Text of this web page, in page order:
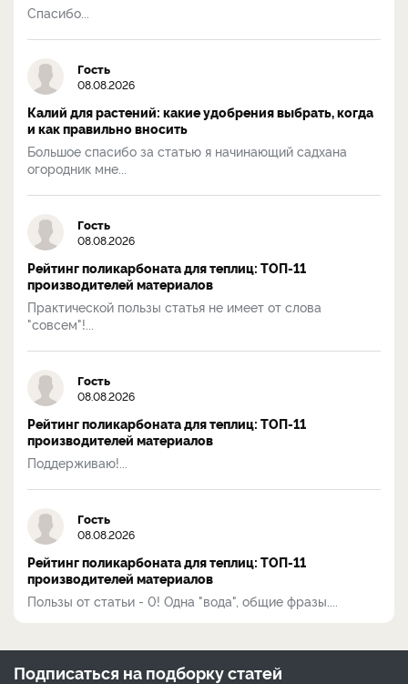
Спасибо...
Гость
08.08.2026
Калий для растений: какие удобрения выбрать, когда
и как правильно вносить
Большое спасибо за статью я начинающий садхана
огородник мне...
Гость
08.08.2026
Рейтинг поликарбоната для теплиц: ТОП-11
производителей материалов
Практической пользы статья не имеет от слова
"совсем"!...
Гость
08.08.2026
Рейтинг поликарбоната для теплиц: ТОП-11
производителей материалов
Поддерживаю!...
Гость
08.08.2026
Рейтинг поликарбоната для теплиц: ТОП-11
производителей материалов
Пользы от статьи - 0! Одна "вода", общие фразы....
Подписаться на подборку статей